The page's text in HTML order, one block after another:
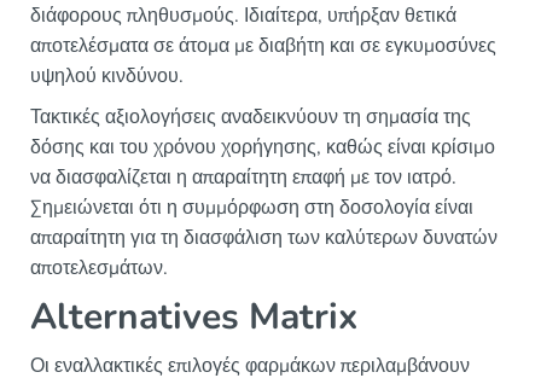
διάφορους πληθυσμούς. Ιδιαίτερα, υπήρξαν θετικά
αποτελέσματα σε άτομα με διαβήτη και σε εγκυμοσύνες
υψηλού κινδύνου.
Τακτικές αξιολογήσεις αναδεικνύουν τη σημασία της
δόσης και του χρόνου χορήγησης, καθώς είναι κρίσιμο
να διασφαλίζεται η απαραίτητη επαφή με τον ιατρό.
Σημειώνεται ότι η συμμόρφωση στη δοσολογία είναι
απαραίτητη για τη διασφάλιση των καλύτερων δυνατών
αποτελεσμάτων.
Alternatives Matrix
Οι εναλλακτικές επιλογές φαρμάκων περιλαμβάνουν